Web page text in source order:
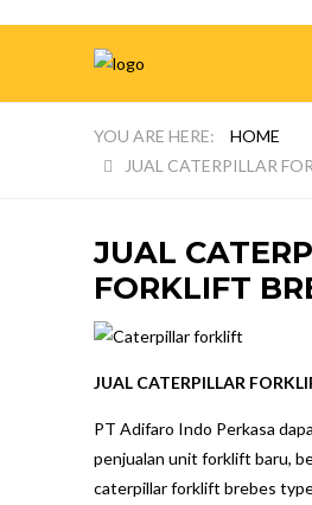
HOME
JUAL CATERPILLAR
JUAL
FORKLIFT
JUAL CATERPILLAR
PT Adifaro Indo Perkasa
penjualan unit forklift baru,
caterpillar forklift brebes